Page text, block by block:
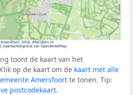
toont de kaart van het
op de kaart om de kaart met alle
Amersfoort te tonen. Tip:
postcodekaart.